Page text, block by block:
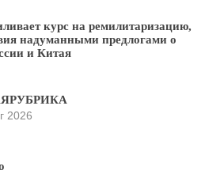
курс на ремилитаризацию,
надуманными предлогами о
и Китая
2026